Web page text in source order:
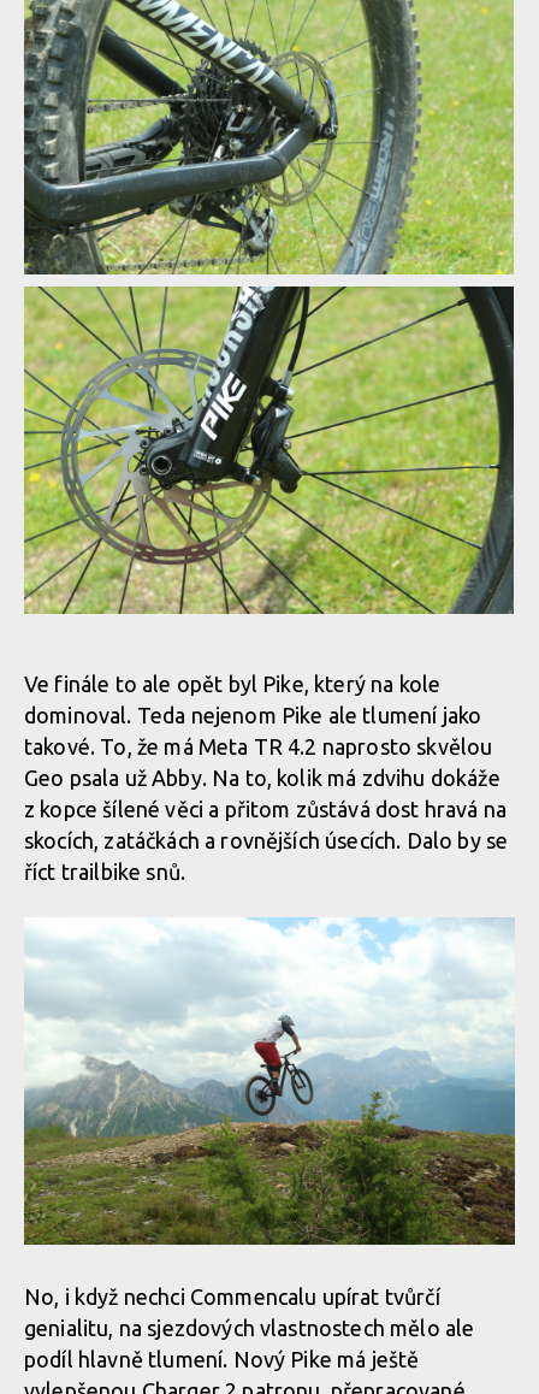
Test: Commencal Meta TR V4.2
Test: Commencal Meta TR V4.2
Test: Commencal Meta TR V4.2
Test: Commencal Meta TR V4.2
Test: Commencal Meta TR V4.2
Test: Commencal Meta TR V4.2
Test: Commencal Meta TR V4.2
Test: Commencal Meta TR V4.2
Test: Commencal Meta TR V4.2
Ve finále to ale opět byl Pike, který na kole
dominoval. Teda nejenom Pike ale tlumení jako
takové. To, že má Meta TR 4.2 naprosto skvělou
Geo psala už Abby. Na to, kolik má zdvihu dokáže
z kopce šílené věci a přitom zůstává dost hravá na
skocích, zatáčkách a rovnějších úsecích. Dalo by se
říct trailbike snů.
No, i když nechci Commencalu upírat tvůrčí
genialitu, na sjezdových vlastnostech mělo ale
podíl hlavně tlumení. Nový Pike má ještě